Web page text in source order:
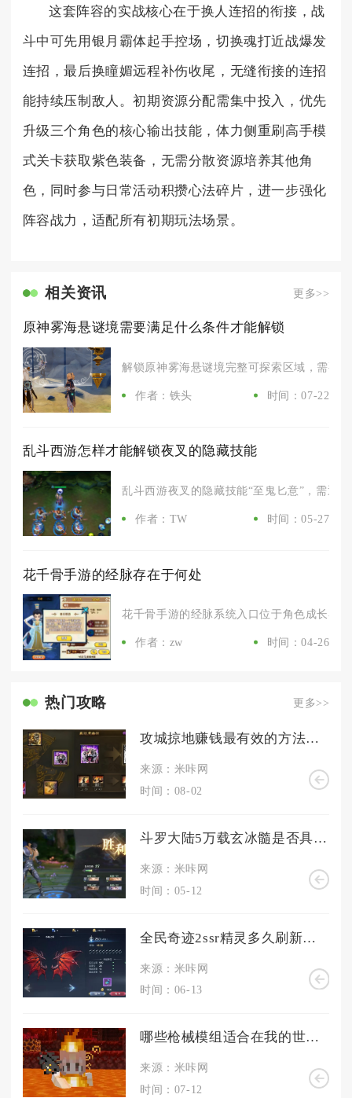
这套阵容的实战核心在于换人连招的衔接，战
斗中可先用银月霸体起手控场，切换魂打近战爆发
连招，最后换瞳媚远程补伤收尾，无缝衔接的连招
能持续压制敌人。初期资源分配需集中投入，优先
升级三个角色的核心输出技能，体力侧重刷高手模
式关卡获取紫色装备，无需分散资源培养其他角
色，同时参与日常活动积攒心法碎片，进一步强化
阵容战力，适配所有初期玩法场景。
相关资讯 更多>>
原神雾海悬谜境需要满足什么条件才能解锁
解锁原神雾海悬谜境完整可探索区域，需要
作者：铁头 时间：07-22
乱斗西游怎样才能解锁夜叉的隐藏技能
乱斗西游夜叉的隐藏技能“至鬼匕意”，需通
作者：TW 时间：05-27
花千骨手游的经脉存在于何处
花千骨手游的经脉系统入口位于角色成长界
作者：zw 时间：04-26
热门攻略 更多>>
攻城掠地赚钱最有效的方法是什么
来源：米咔网
时间：08-02
斗罗大陆5万载玄冰髓是否具备疗伤功效
来源：米咔网
时间：05-12
全民奇迹2ssr精灵多久刷新一次
来源：米咔网
时间：06-13
哪些枪械模组适合在我的世界中使用
来源：米咔网
时间：07-12